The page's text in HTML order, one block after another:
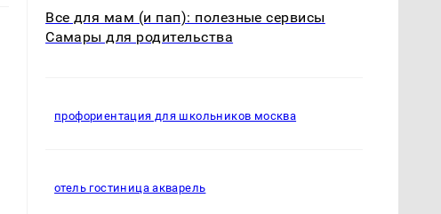
Все для мам (и пап): полезные сервисы
Самары для родительства
профориентация для школьников москва
отель гостиница акварель